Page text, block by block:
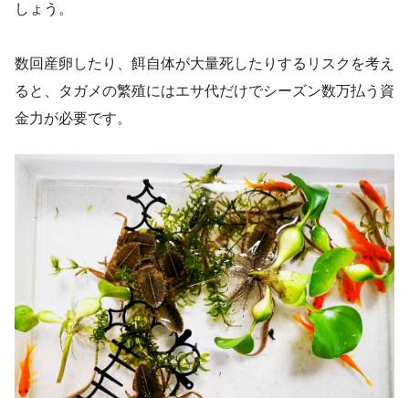
しょう。
数回産卵したり、餌自体が大量死したりするリスクを考え
ると、タガメの繁殖にはエサ代だけでシーズン数万払う資
金力が必要です。